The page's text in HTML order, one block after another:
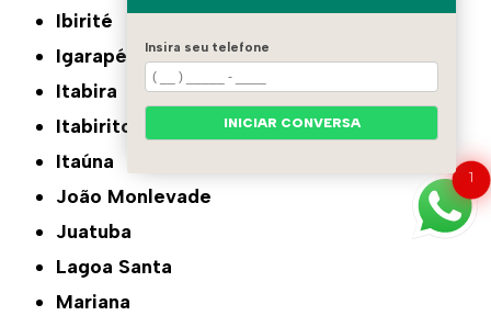
Ibirité
Igarapé
Itabira
Itabirito
Itaúna
João Monlevade
Juatuba
Lagoa Santa
Mariana
1
Insira seu telefone
INICIAR CONVERSA